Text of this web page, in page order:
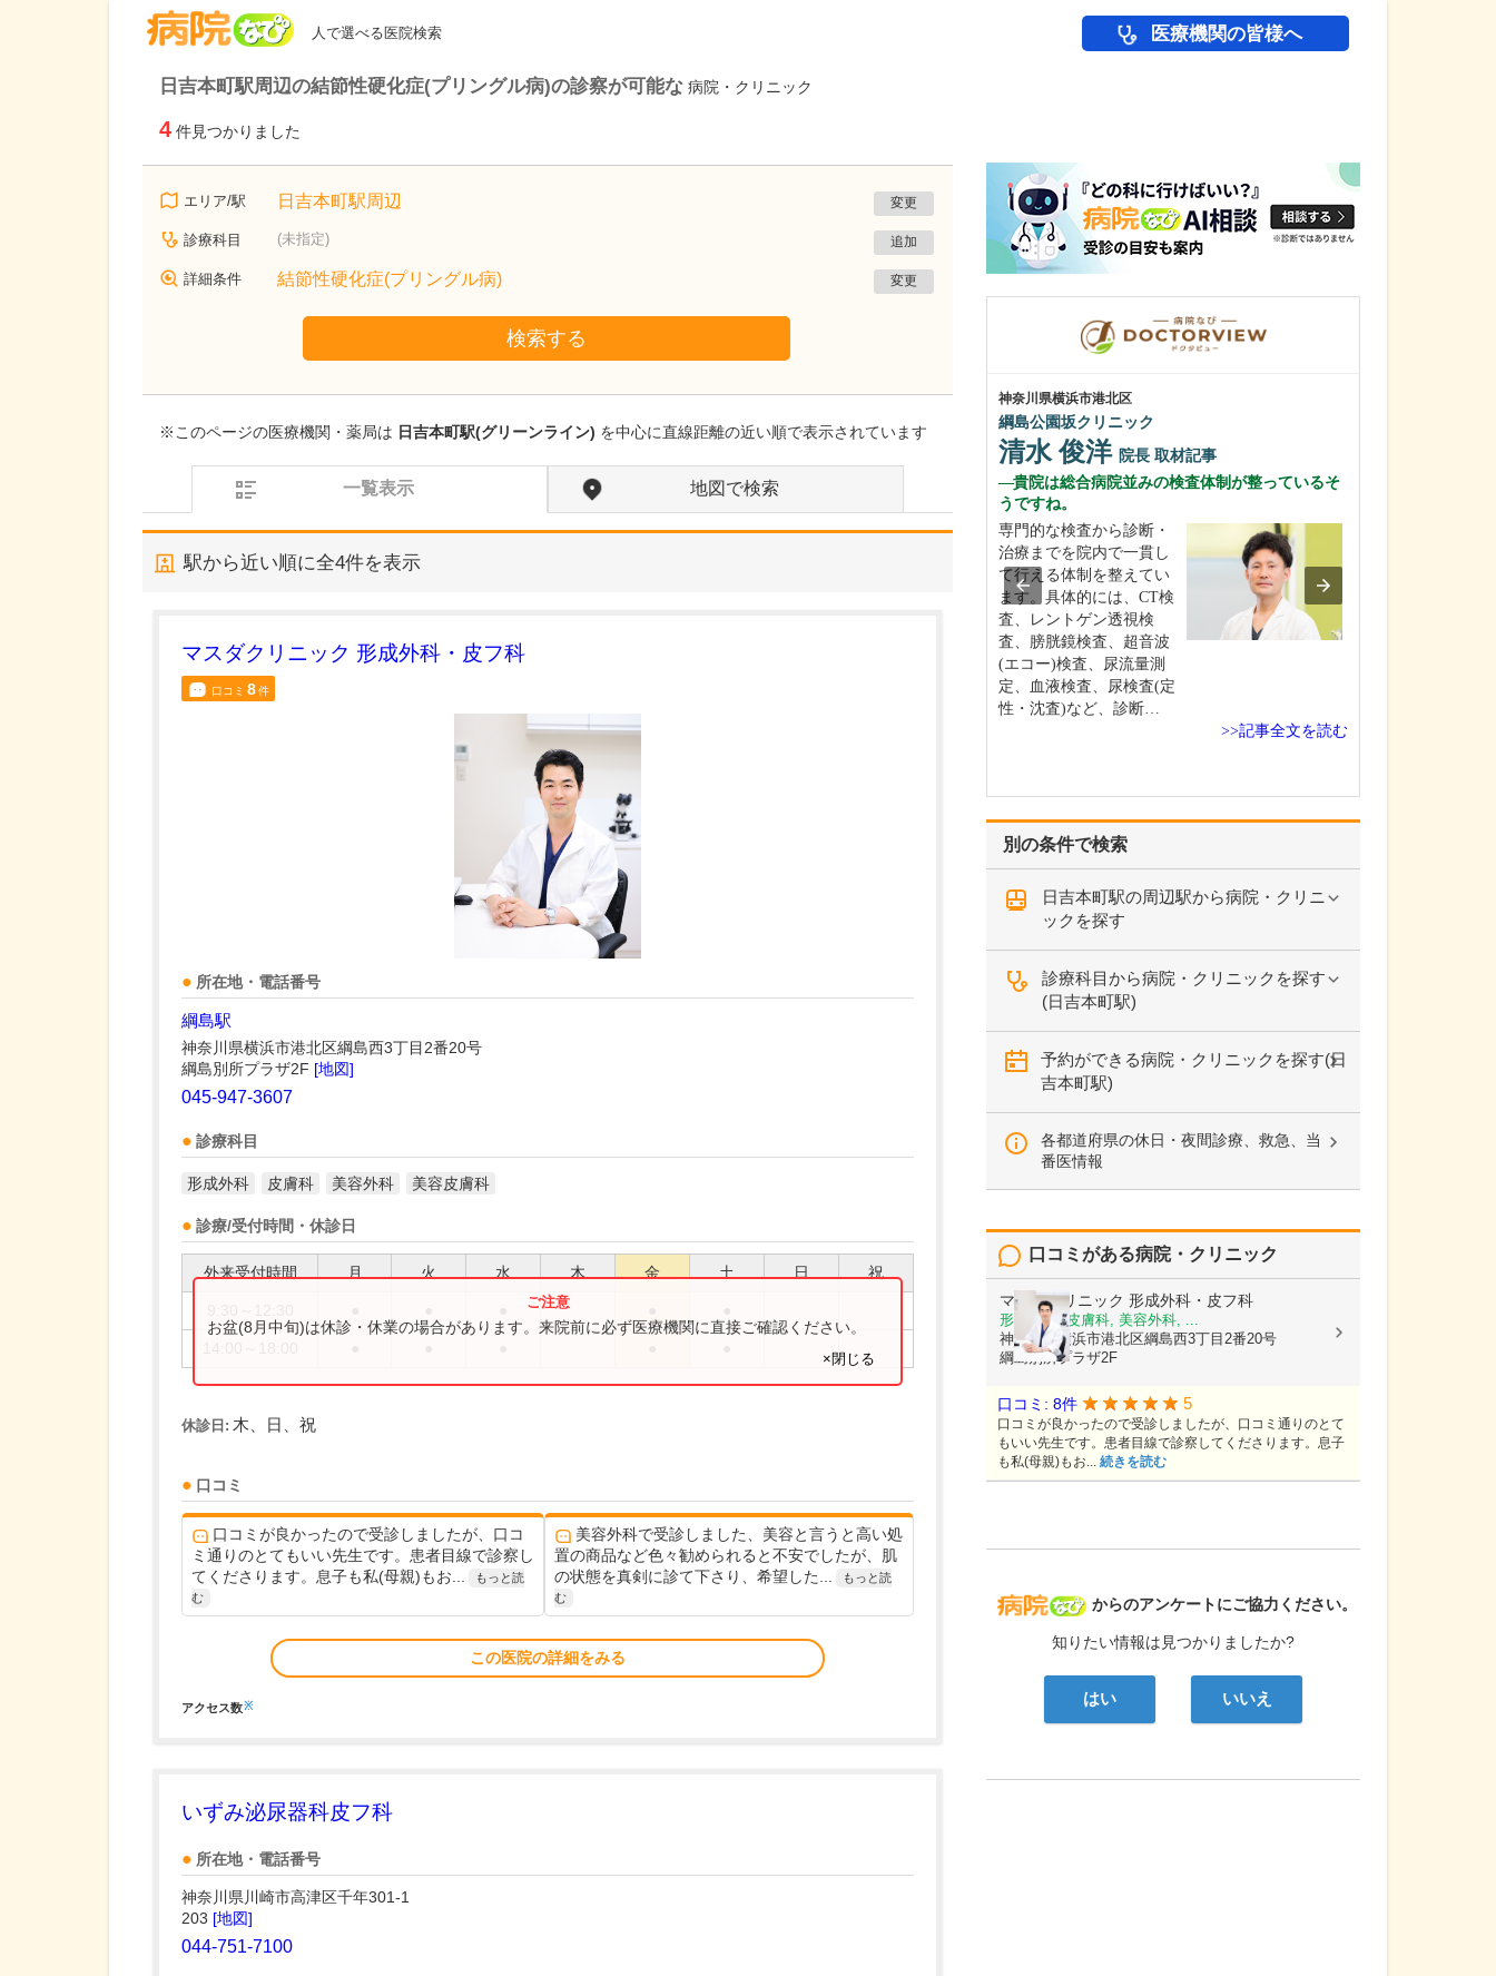
人で選べる医院検索 医療機関の皆様へ
日吉本町駅周辺の結節性硬化症(プリングル病)の診察が可能な 病院・クリニック
4 件見つかりました
エリア/駅 日吉本町駅周辺 変更
診療科目 (未指定) 追加
詳細条件 結節性硬化症(プリングル病) 変更
検索する
※このページの医療機関・薬局は 日吉本町駅(グリーンライン) を中心に直線距離の近い順で表示されています
一覧表示 地図で検索
駅から近い順に全4件を表示
マスダクリニック 形成外科・皮フ科
口コミ 8件
所在地・電話番号
綱島駅
神奈川県横浜市港北区綱島西3丁目2番20号
綱島別所プラザ2F [地図]
045-947-3607
診療科目
形成外科 皮膚科 美容外科 美容皮膚科
診療/受付時間・休診日
外来受付時間 月 火 水 木 金 土 日 祝
お盆(8月中旬)は休診・休業の場合があります。来院前に必ず医療機関に直接ご確認ください。
×閉じる
休診日: 木、日、祝
口コミ
口コミが良かったので受診しましたが、口コ
ミ通りのとてもいい先生です。患者目線で診察し
てくださります。息子も私(母親)もお...
もっと読
む
美容外科で受診しました、美容と言うと高い処
置の商品など色々勧められると不安でしたが、肌
の状態を真剣に診て下さり、希望した...
もっと読
む
この医院の詳細をみる
アクセス数※
いずみ泌尿器科皮フ科
所在地・電話番号
神奈川県川崎市高津区千年301-1
203 [地図]
044-751-7100
別の条件で検索
日吉本町駅の周辺駅から病院・クリニ
ックを探す
診療科目から病院・クリニックを探す
(日吉本町駅)
予約ができる病院・クリニックを探す(日
吉本町駅)
各都道府県の休日・夜間診療、救急、当
番医情報
病院なび
からのアンケートにご協力ください。
知りたい情報は見つかりましたか?
はい いいえ
口コミがある病院・クリニック
マスダクリニック 形成外科・皮フ科
形成外科, 皮膚科, 美容外科, ...
神奈川県横浜市港北区綱島西3丁目2番20号
綱島別所プラザ2F
口コミ: 8件 5
口コミが良かったので受診しましたが、口コミ通りのとて
もいい先生です。患者目線で診察してくださります。息子
も私(母親)もお... 続きを読む
神奈川県横浜市港北区
綱島公園坂クリニック
清水 俊洋 院長 取材記事
貴院は総合病院並みの検査体制が整っているそ
うですね。
専門的な検査から診断・
治療までを院内で一貫し
て行える体制を整えてい
ます。具体的には、CT検
査、レントゲン透視検
査、膀胱鏡検査、超音波
(エコー)検査、尿流量測
定、血液検査、尿検査(定
性・沈査)など、診断…
>>記事全文を読む
神奈川県横浜市神奈川区
横浜西口菅原皮膚科
貴院は、難治性の皮膚疾患の光線治療で定評が
ありますが、どのような治療が受けられるのか教
性白斑、掌蹠膿疱症、円